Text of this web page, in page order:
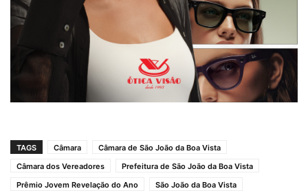
TAGS Câmara
Câmara de São João da Boa Vista
Câmara dos Vereadores
Prefeitura de São João da Boa Vista
Prêmio Jovem Revelação do Ano
São João da Boa Vista